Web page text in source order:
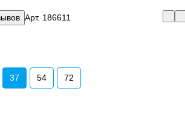
Арт. 186611
37 54 72